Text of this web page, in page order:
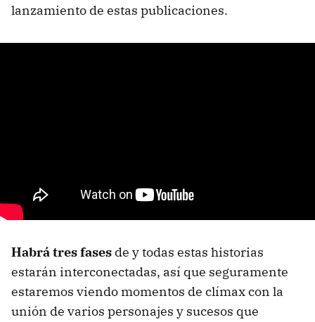
lanzamiento de estas publicaciones.
Habrá tres fases de y todas estas historias
estarán interconectadas, así que seguramente
estaremos viendo momentos de clímax con la
unión de varios personajes y sucesos que